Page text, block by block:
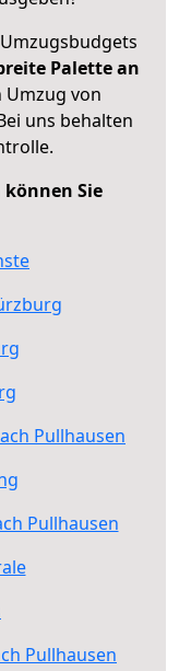
Palette an
von
uns behalten
Sie
Pullhausen
Pullhausen
Pullhausen